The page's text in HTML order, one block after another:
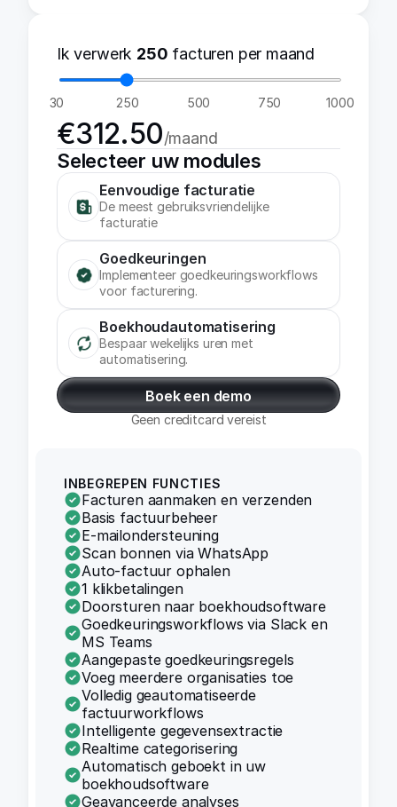
Ik verwerk 250 facturen per maand
30 250 500 750 1000
€312.50/maand
Selecteer uw modules
Eenvoudige facturatie
De meest gebruiksvriendelijke
facturatie
Goedkeuringen
Implementeer goedkeuringsworkflows
voor facturering.
Boekhoudautomatisering
Bespaar wekelijks uren met
automatisering.
Boek een demo
Geen creditcard vereist
INBEGREPEN FUNCTIES
Facturen aanmaken en verzenden
Basis factuurbeheer
E-mailondersteuning
Scan bonnen via WhatsApp
Auto-factuur ophalen
1 klikbetalingen
Doorsturen naar boekhoudsoftware
Goedkeuringsworkflows via Slack en
MS Teams
Aangepaste goedkeuringsregels
Voeg meerdere organisaties toe
Volledig geautomatiseerde
factuurworkflows
Intelligente gegevensextractie
Realtime categorisering
Automatisch geboekt in uw
boekhoudsoftware
Geavanceerde analyses